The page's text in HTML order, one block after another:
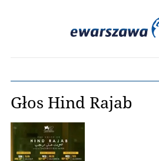
Głos Hind Rajab